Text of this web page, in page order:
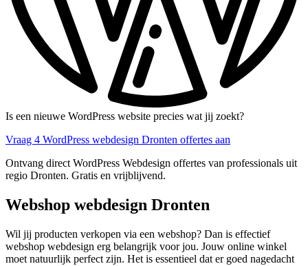
Is een nieuwe WordPress website precies wat jij zoekt?
Vraag 4 WordPress webdesign Dronten offertes aan
Ontvang direct WordPress Webdesign offertes van professionals uit
regio Dronten. Gratis en vrijblijvend.
Webshop webdesign Dronten
Wil jij producten verkopen via een webshop? Dan is effectief
webshop webdesign erg belangrijk voor jou. Jouw online winkel
moet natuurlijk perfect zijn. Het is essentieel dat er goed nagedacht